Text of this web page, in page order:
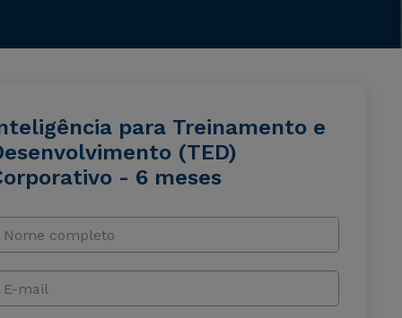
para Treinamento e
(TED)
- 6 meses
Nome completo
E-mail